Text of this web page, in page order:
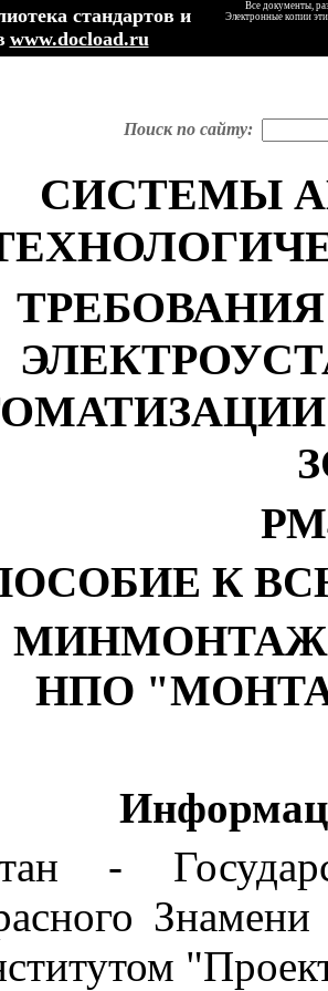
стандартов и
www.docload.ru
Все документы,
Электронные копии
Поиск по сайту:
СИСТЕМЫ
К
НПО
-